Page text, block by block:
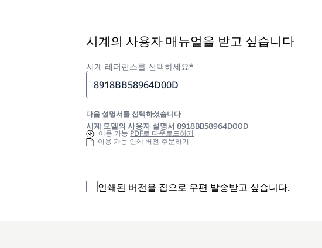
시계의 사용자 매뉴얼을 받고 싶습니다
시계 레퍼런스를 선택하세요*
8918BB58964D00D
다음 설명서를 선택하셨습니다
시계 모델의 사용자 설명서 8918BB58964D00D
이용 가능 PDF로 다운로드하기
이용 가능 인쇄 버전 주문하기
인쇄된 버전을 집으로 우편 발송받고 싶습니다.